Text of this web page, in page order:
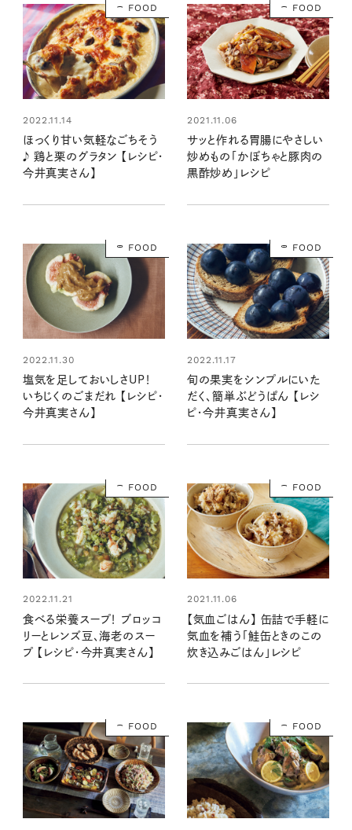
FOOD
2022.11.14
ほっくり甘い気軽なごちそう
♪ 鶏と栗のグラタン 【レシピ・
今井真実さん】
FOOD
2021.11.06
サッと作れる胃腸にやさしい
炒めもの「かぼちゃと豚肉の
黒酢炒め」レシピ
FOOD
2022.11.30
塩気を足しておいしさUP！
いちじくのごまだれ 【レシピ・
今井真実さん】
FOOD
2022.11.17
旬の果実をシンプルにいた
だく、簡単ぶどうぱん 【レシ
ピ・今井真実さん】
FOOD
2022.11.21
食べる栄養スープ！ ブロッコ
リーとレンズ豆、海老のスー
プ 【レシピ・今井真実さん】
FOOD
2021.11.06
【気血ごはん】 缶詰で手軽に
気血を補う「鮭缶ときのこの
炊き込みごはん」レシピ
FOOD FOOD